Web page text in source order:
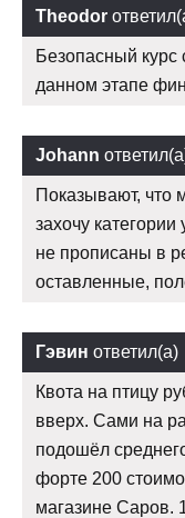
Theodor
Безопасный курс
данном этапе
Johann
Показывают, что
захочу
не прописаны в
оставленные,
Гэвин ответил(а)
Квота на птицу
вверх. Сами на
подошёл
форте 200
магазине Саров.